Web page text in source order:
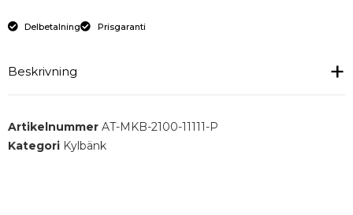
Delbetalning Prisgaranti
Beskrivning
Kylbord monoblock, 4 dörrar och låda för GN 1/1-
100MM
Artikelnummer AT-MKB-2100-11111-P
Kategori Kylbänk